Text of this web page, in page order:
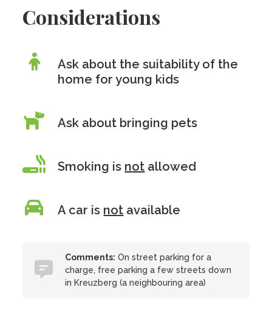
Considerations
Ask about the suitability of the
home for young kids
Ask about bringing pets
Smoking is not allowed
A car is not available
Comments: On street parking for a
charge, free parking a few streets down
in Kreuzberg (a neighbouring area)